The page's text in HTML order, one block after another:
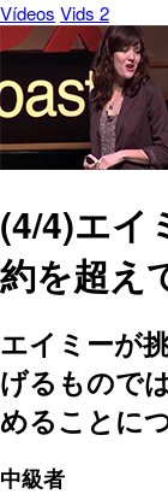
Vídeos Vids 2
(4/4)エイ
約を超え
エイミーが
げるもので
めることに
中級者